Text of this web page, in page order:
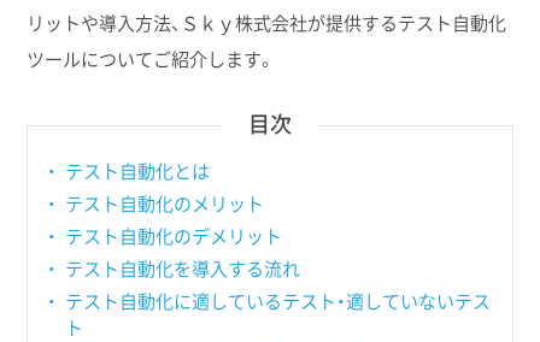
リットや導入方法、Ｓｋｙ株式会社が提供するテスト自動化
ツールについてご紹介します。
目次
テスト自動化とは
テスト自動化のメリット
テスト自動化のデメリット
テスト自動化を導入する流れ
テスト自動化に適しているテスト・適していないテス
ト